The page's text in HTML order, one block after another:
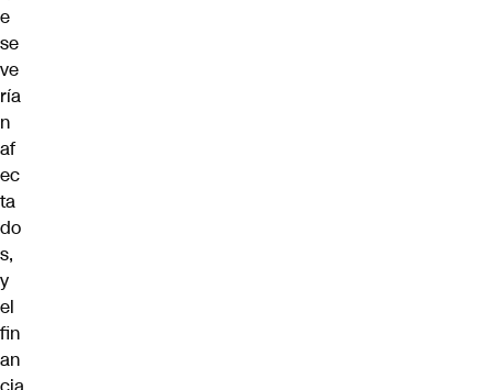
e
se
ve
ría
n
af
ec
ta
do
s,
y
el
fin
an